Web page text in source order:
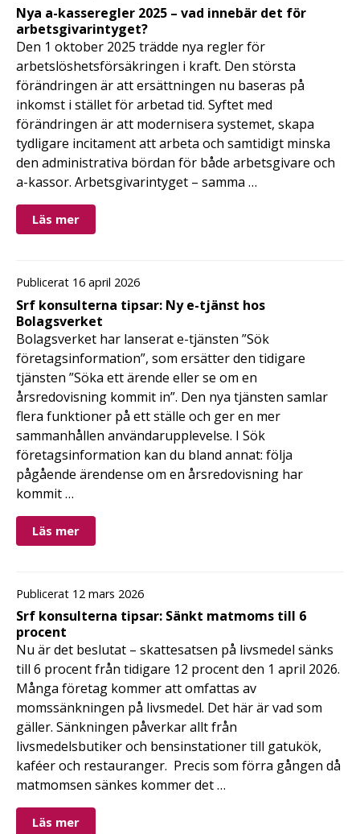
Nya a-kasseregler 2025 – vad innebär det för
arbetsgivarintyget?
Den 1 oktober 2025 trädde nya regler för
arbetslöshetsförsäkringen i kraft. Den största
förändringen är att ersättningen nu baseras på
inkomst i stället för arbetad tid. Syftet med
förändringen är att modernisera systemet, skapa
tydligare incitament att arbeta och samtidigt minska
den administrativa bördan för både arbetsgivare och
a-kassor. Arbetsgivarintyget – samma …
Läs mer
Publicerat 16 april 2026
Srf konsulterna tipsar: Ny e-tjänst hos
Bolagsverket
Bolagsverket har lanserat e-tjänsten ”Sök
företagsinformation”, som ersätter den tidigare
tjänsten ”Söka ett ärende eller se om en
årsredovisning kommit in”. Den nya tjänsten samlar
flera funktioner på ett ställe och ger en mer
sammanhållen användarupplevelse. I Sök
företagsinformation kan du bland annat: följa
pågående ärendense om en årsredovisning har
kommit …
Läs mer
Publicerat 12 mars 2026
Srf konsulterna tipsar: Sänkt matmoms till 6
procent
Nu är det beslutat – skattesatsen på livsmedel sänks
till 6 procent från tidigare 12 procent den 1 april 2026.
Många företag kommer att omfattas av
momssänkningen på livsmedel. Det här är vad som
gäller. Sänkningen påverkar allt från
livsmedelsbutiker och bensinstationer till gatukök,
kaféer och restauranger. Precis som förra gången då
matmomsen sänkes kommer det …
Läs mer